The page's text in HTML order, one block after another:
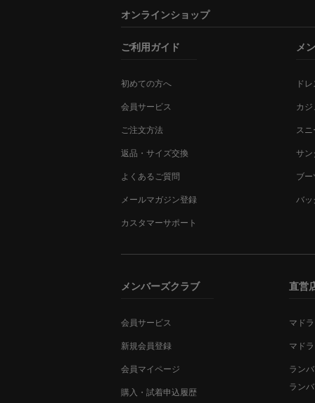
オンラインショップ
ご利用ガイド
初めての方へ
会員サービス
ご注文方法
返品・サイズ交換
よくあるご質問
メールマガジン登録
カスタマーサポート
メ
ド
カ
ス
サン
ブー
バ
メンバーズクラブ
会員サービス
新規会員登録
会員マイページ
購入・試着申込履歴
直営
マド
マド
ラン
ラン